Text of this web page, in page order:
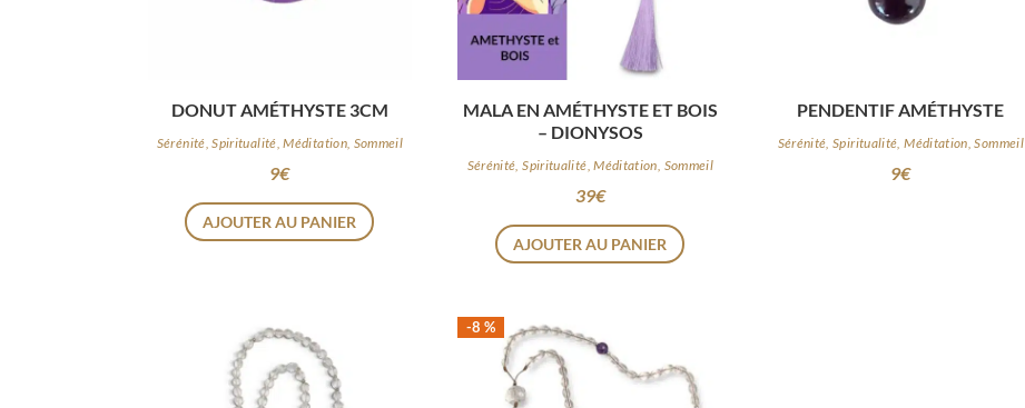
DONUT AMÉTHYSTE 3CM
Sérénité, Spiritualité, Méditation, Sommeil
9€
AJOUTER AU PANIER
MALA EN AMÉTHYSTE ET BOIS
– DIONYSOS
Sérénité, Spiritualité, Méditation, Sommeil
39€
AJOUTER AU PANIER
PENDENTIF AMÉTHYSTE
Sérénité, Spiritualité, Méditation, Sommeil
9€
-8 %